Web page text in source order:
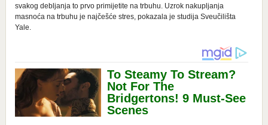
svakog debljanja to prvo primijetite na trbuhu. Uzrok nakupljanja
masnoća na trbuhu je najčešće stres, pokazala je studija Sveučilišta
Yale.